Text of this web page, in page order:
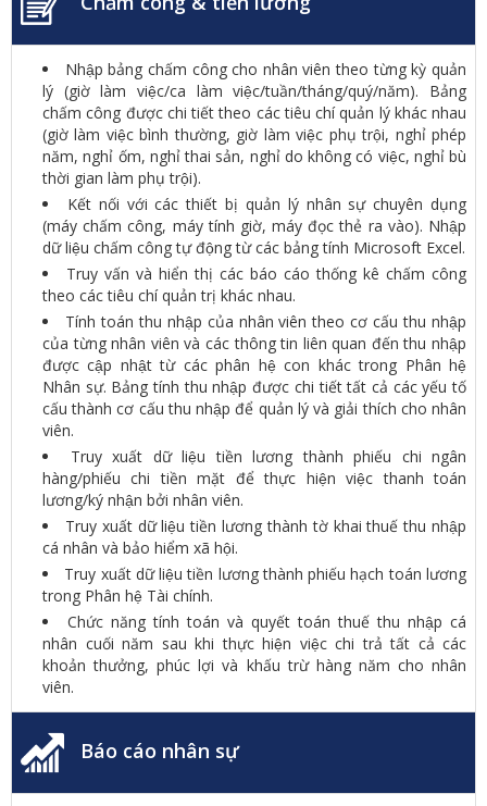
Nhập bảng chấm công cho nhân viên theo từng kỳ quản
lý (giờ làm việc/ca làm việc/tuần/tháng/quý/năm). Bảng
chấm công được chi tiết theo các tiêu chí quản lý khác nhau
(giờ làm việc bình thường, giờ làm việc phụ trội, nghỉ phép
năm, nghỉ ốm, nghỉ thai sản, nghỉ do không có việc, nghỉ bù
thời gian làm phụ trội).
Kết nối với các thiết bị quản lý nhân sự chuyên dụng
(máy chấm công, máy tính giờ, máy đọc thẻ ra vào). Nhập
dữ liệu chấm công tự động từ các bảng tính Microsoft Excel.
Truy vấn và hiển thị các báo cáo thống kê chấm công
theo các tiêu chí quản trị khác nhau.
Tính toán thu nhập của nhân viên theo cơ cấu thu nhập
của từng nhân viên và các thông tin liên quan đến thu nhập
được cập nhật từ các phân hệ con khác trong Phân hệ
Nhân sự. Bảng tính thu nhập được chi tiết tất cả các yếu tố
cấu thành cơ cấu thu nhập để quản lý và giải thích cho nhân
viên.
Truy xuất dữ liệu tiền lương thành phiếu chi ngân
hàng/phiếu chi tiền mặt để thực hiện việc thanh toán
lương/ký nhận bởi nhân viên.
Truy xuất dữ liệu tiền lương thành tờ khai thuế thu nhập
cá nhân và bảo hiểm xã hội.
Truy xuất dữ liệu tiền lương thành phiếu hạch toán lương
trong Phân hệ Tài chính.
Chức năng tính toán và quyết toán thuế thu nhập cá
nhân cuối năm sau khi thực hiện việc chi trả tất cả các
khoản thưởng, phúc lợi và khấu trừ hàng năm cho nhân
viên.
Báo cáo nhân sự